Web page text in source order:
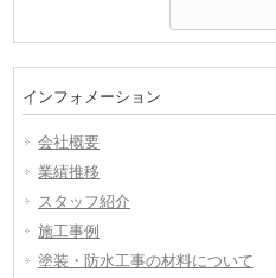
索:
インフォメーション
会社概要
業績推移
スタッフ紹介
施工事例
塗装・防水工事の材料について